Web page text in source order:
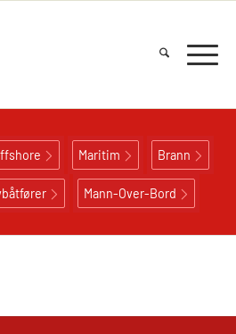
Maritim Brann
Mann-Over-Bord